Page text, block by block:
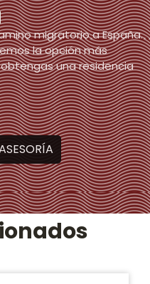
migratorio a España.
la opción más
una residencia